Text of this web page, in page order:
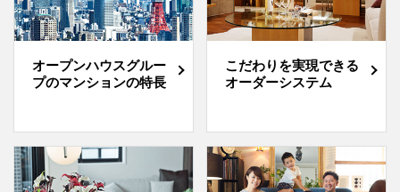
オープンハウスグルー
プのマンションの特長
こだわりを実現できる
オーダーシステム